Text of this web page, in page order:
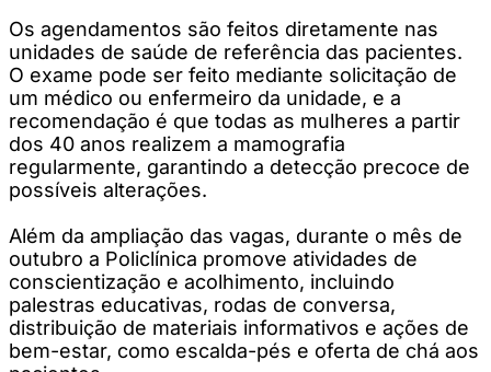
Os agendamentos são feitos diretamente nas
unidades de saúde de referência das pacientes.
O exame pode ser feito mediante solicitação de
um médico ou enfermeiro da unidade, e a
recomendação é que todas as mulheres a partir
dos 40 anos realizem a mamografia
regularmente, garantindo a detecção precoce de
possíveis alterações.
Além da ampliação das vagas, durante o mês de
outubro a Policlínica promove atividades de
conscientização e acolhimento, incluindo
palestras educativas, rodas de conversa,
distribuição de materiais informativos e ações de
bem-estar, como escalda-pés e oferta de chá aos